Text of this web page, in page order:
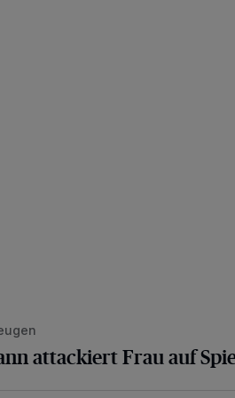
attackiert Frau auf